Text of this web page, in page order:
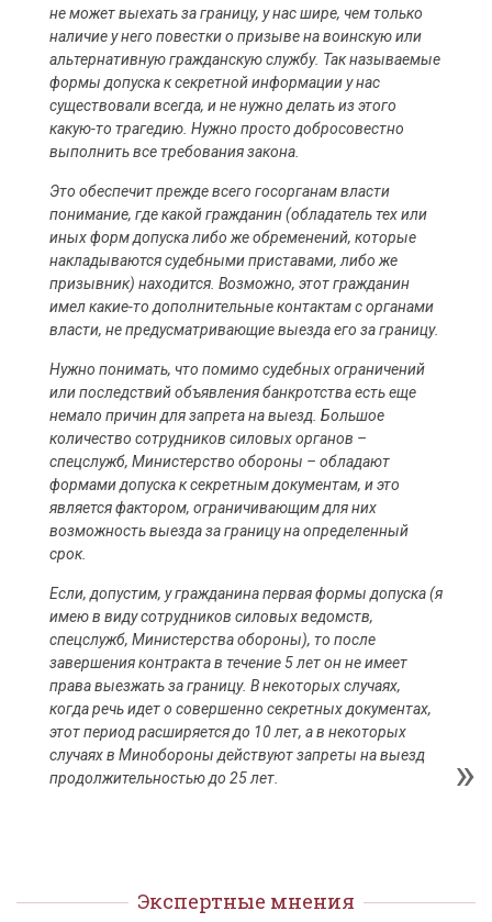
не может выехать за границу, у нас шире, чем только
наличие у него повестки о призыве на воинскую или
альтернативную гражданскую службу. Так называемые
формы допуска к секретной информации у нас
существовали всегда, и не нужно делать из этого
какую-то трагедию. Нужно просто добросовестно
выполнить все требования закона.
Это обеспечит прежде всего госорганам власти
понимание, где какой гражданин (обладатель тех или
иных форм допуска либо же обременений, которые
накладываются судебными приставами, либо же
призывник) находится. Возможно, этот гражданин
имел какие-то дополнительные контактам с органами
власти, не предусматривающие выезда его за границу.
Нужно понимать, что помимо судебных ограничений
или последствий объявления банкротства есть еще
немало причин для запрета на выезд. Большое
количество сотрудников силовых органов –
спецслужб, Министерство обороны – обладают
формами допуска к секретным документам, и это
является фактором, ограничивающим для них
возможность выезда за границу на определенный
срок.
Если, допустим, у гражданина первая формы допуска (я
имею в виду сотрудников силовых ведомств,
спецслужб, Министерства обороны), то после
завершения контракта в течение 5 лет он не имеет
права выезжать за границу. В некоторых случаях,
когда речь идет о совершенно секретных документах,
этот период расширяется до 10 лет, а в некоторых
случаях в Минобороны действуют запреты на выезд
продолжительностью до 25 лет.
Экспертные мнения